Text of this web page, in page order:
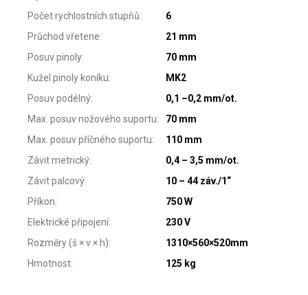
Počet rychlostních stupňů:
6
Průchod vřetene:
21 mm
Posuv pinoly:
70 mm
Kužel pinoly koníku:
MK2
Posuv podélný:
0,1 –0,2 mm/ot.
Max. posuv nožového suportu:
70 mm
Max. posuv příčného suportu:
110 mm
Závit metrický:
0,4 – 3,5 mm/ot.
Závit palcový:
10 – 44 záv./1“
Příkon:
750 W
Elektrické připojení:
230 V
Rozměry (š × v × h):
1310×560×520mm
Hmotnost: 125 kg